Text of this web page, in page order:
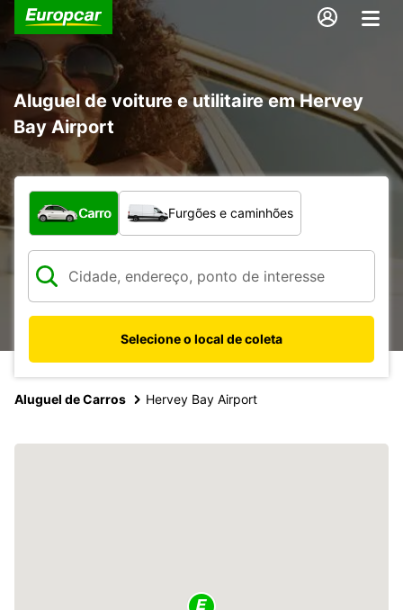
Aluguel de voiture e utilitaire em Hervey
Bay Airport
Qual tipo de veículo?
Carro Furgões e caminhões
Selecione o local de coleta
Aluguel de Carros Hervey Bay Airport